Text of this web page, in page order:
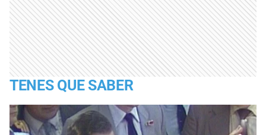
TENES QUE SABER